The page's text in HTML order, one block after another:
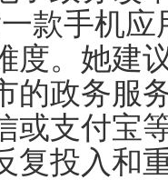
款手机
度。她建
的政务服
或支付宝
复投入和